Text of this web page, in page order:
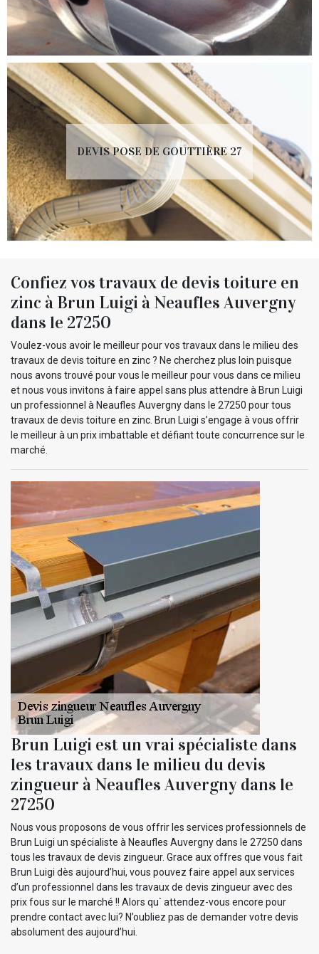
DEVIS POSE DE GOUTTIÈRE 27
Confiez vos travaux de devis toiture en
zinc à Brun Luigi à Neaufles Auvergny
dans le 27250
Voulez-vous avoir le meilleur pour vos travaux dans le milieu des
travaux de devis toiture en zinc ? Ne cherchez plus loin puisque
nous avons trouvé pour vous le meilleur pour vous dans ce milieu
et nous vous invitons à faire appel sans plus attendre à Brun Luigi
un professionnel à Neaufles Auvergny dans le 27250 pour tous
travaux de devis toiture en zinc. Brun Luigi s’engage à vous offrir
le meilleur à un prix imbattable et défiant toute concurrence sur le
marché.
Brun Luigi est un vrai spécialiste dans
les travaux dans le milieu du devis
zingueur à Neaufles Auvergny dans le
27250
Nous vous proposons de vous offrir les services professionnels de
Brun Luigi un spécialiste à Neaufles Auvergny dans le 27250 dans
tous les travaux de devis zingueur. Grace aux offres que vous fait
Brun Luigi dès aujourd’hui, vous pouvez faire appel aux services
d’un professionnel dans les travaux de devis zingueur avec des
prix fous sur le marché !! Alors qu` attendez-vous encore pour
prendre contact avec lui? N’oubliez pas de demander votre devis
absolument des aujourd’hui.